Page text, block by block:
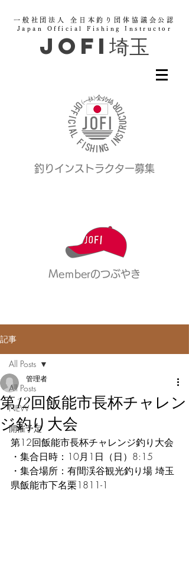
一般社団法人 全日本釣り団体協議会公認
Japan Official Fishing Instructor
JOFI埼玉
釣りインストラクター募集
Meｍberのつぶやき
記事
All Posts
NEW
開催予定
All Posts
第12回飯能市長杯チャレン
ジ釣り大会
管理者
第12回飯能市長杯チャレンジ釣り大会
・集合日時：10月1日（日）8:15
・集合場所：有間渓谷観光釣り場 埼玉
県飯能市下名栗1811-1